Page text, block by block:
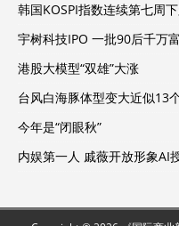
韩国KOSPI指数连续第七周
宇树科技IPO 一批90后千万
港股大模型“双雄”大涨
台风白海豚体型变大近似13
今年是“闭眼秋”
内娱第一人 戚薇开放形象AI